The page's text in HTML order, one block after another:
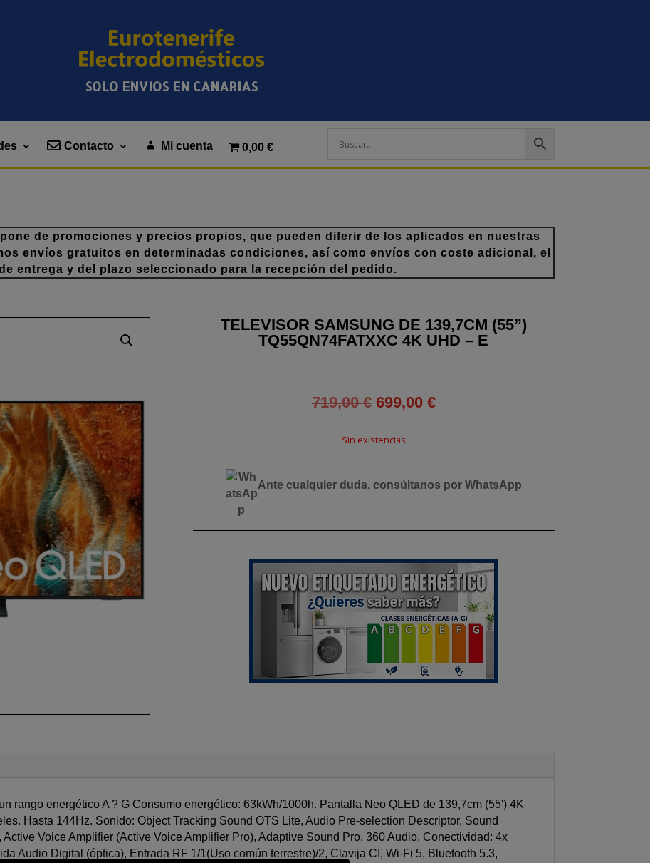
SOLO ENVIOS EN CANARIAS
Contacto Mi cuenta 0,00 €
de promociones y precios propios, que pueden diferir de los aplicados en nuestras
envíos gratuitos en determinadas condiciones, así como envíos con coste adicional, el
entrega y del plazo seleccionado para la recepción del pedido.
TELEVISOR SAMSUNG DE 139,7CM (55”)
TQ55QN74FATXXC 4K UHD – E
719,00€ El
original
699,00 €El
Sin existencias
Ante cualquier duda, consúltanos por WhatsApp
rango energético A ? G Consumo energético: 63kWh/1000h. Pantalla Neo QLED de 139,7cm (55') 4K
Hasta 144Hz. Sonido: Object Tracking Sound OTS Lite, Audio Pre-selection Descriptor, Sound
Voice Amplifier (Active Voice Amplifier Pro), Adaptive Sound Pro, 360 Audio. Conectividad: 4x
Audio Digital (óptica), Entrada RF 1/1(Uso común terrestre)/2, Clavija CI, Wi-Fi 5, Bluetooth 5.3,